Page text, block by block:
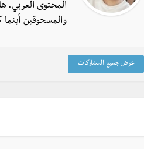
المحتوى العربي.
والمسحوقين أينما
عرض جميع المشاركات